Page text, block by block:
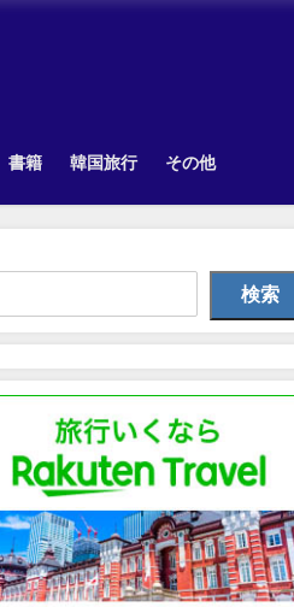
書籍 韓国旅行 その他
検索